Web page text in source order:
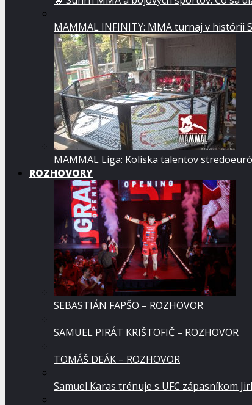
MAMMAL INFINITY: MMA turnaj v histórii
MAMMAL Liga: Kolíska talentov
ROZHOVORY
SEBASTIÁN FAPŠO – ROZHOVOR
SAMUEL PIRÁT KRIŠTOFIČ – ROZHOVOR
TOMÁŠ DEÁK – ROZHOVOR
Samuel Karas trénuje s UFC zápasníkom